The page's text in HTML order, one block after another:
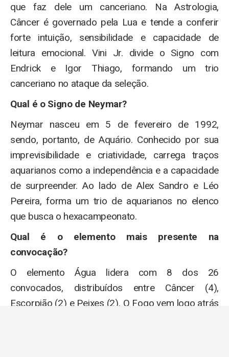
que faz dele um canceriano. Na Astrologia,
Câncer é governado pela Lua e tende a conferir
forte intuição, sensibilidade e capacidade de
leitura emocional. Vini Jr. divide o Signo com
Endrick e Igor Thiago, formando um trio
canceriano no ataque da seleção.
Qual é o Signo de Neymar?
Neymar nasceu em 5 de fevereiro de 1992,
sendo, portanto, de Aquário. Conhecido por sua
imprevisibilidade e criatividade, carrega traços
aquarianos como a independência e a capacidade
de surpreender. Ao lado de Alex Sandro e Léo
Pereira, forma um trio de aquarianos no elenco
que busca o hexacampeonato.
Qual é o elemento mais presente na
convocação?
O elemento Água lidera com 8 dos 26
convocados, distribuídos entre Câncer (4),
Escorpião (2) e Peixes (2). O Fogo vem logo atrás